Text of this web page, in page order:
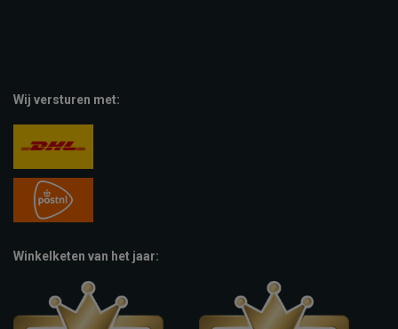
Wij versturen met:
Winkelketen van het jaar: